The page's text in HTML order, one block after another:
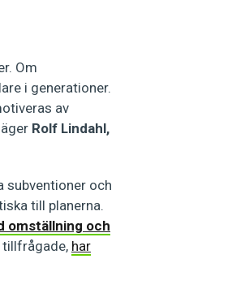
Om
i generationer.
av
Rolf Lindahl,
subventioner och
till planerna.
omställning och
tillfrågade, har